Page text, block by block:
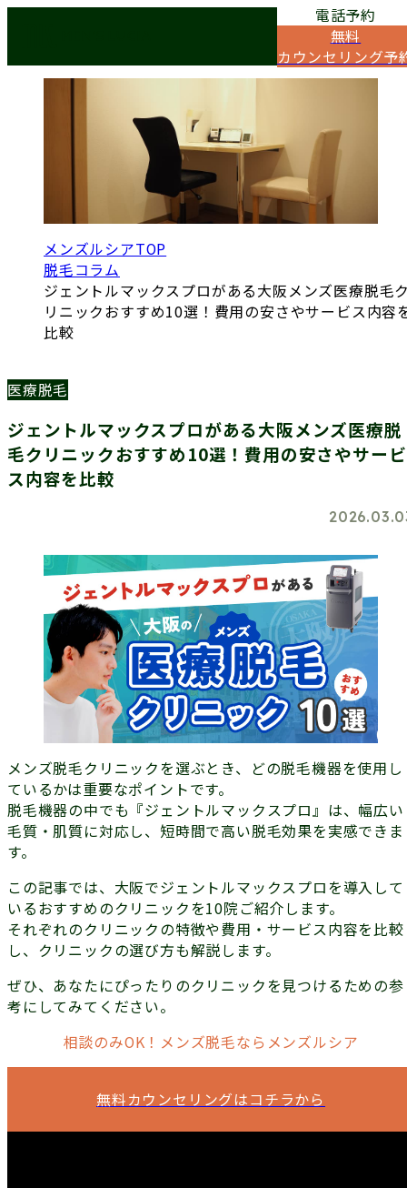
電話予約
無料
カウンセリング予
メンズルシアTOP
脱毛コラム
ジェントルマックスプロがある大阪メンズ医療脱毛
リニックおすすめ10選！費用の安さやサービス内容
比較
医療脱毛
ジェントルマックスプロがある大阪メンズ医療脱
毛クリニックおすすめ10選！費用の安さやサービ
ス内容を比較
メンズ脱毛クリニックを選ぶとき、どの脱毛機器を使用し
ているかは重要なポイントです。
脱毛機器の中でも『ジェントルマックスプロ』は、幅広い
毛質・肌質に対応し、短時間で高い脱毛効果を実感できま
す。
この記事では、大阪でジェントルマックスプロを導入して
いるおすすめのクリニックを10院ご紹介します。
それぞれのクリニックの特徴や費用・サービス内容を比較
し、クリニックの選び方も解説します。
ぜひ、あなたにぴったりのクリニックを見つけるための参
考にしてみてください。
相談のみOK！メンズ脱毛ならメンズルシア
無料カウンセリングはコチラから